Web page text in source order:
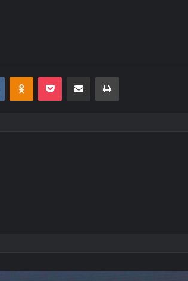
VKontakteOdnoklassniki
Pocket E-Posta ile paylaş Yazdır